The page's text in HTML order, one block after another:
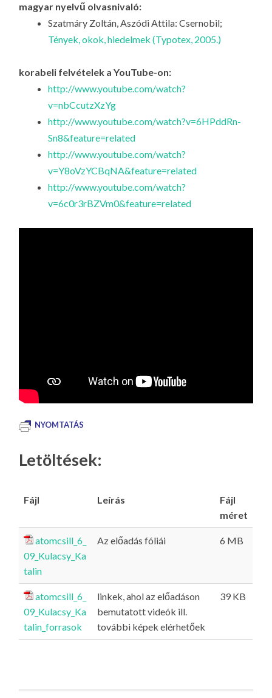
magyar nyelvű olvasnivaló:
Szatmáry Zoltán, Aszódi Attila: Csernobil;
Tények, okok, hiedelmek (Typotex, 2005.)
korabeli felvételek a YouTube-on:
http://www.youtube.com/watch?
v=nbCcutzXzYg
http://www.youtube.com/watch?v=6HPddRn-
Sn8&feature=related
http://www.youtube.com/watch?
v=Y8oVzYCBqNA&feature=related
http://www.youtube.com/watch?
v=6c0r3rBZVm0&feature=related
NYOMTATÁS
Letöltések:
Fájl Leírás
Fájl
méret
atomcsill_6_
09_Kulacsy_Ka
talin
Az előadás fóliái 6 MB
atomcsill_6_
09_Kulacsy_Ka
talin_forrasok
linkek, ahol az előadáson
bemutatott videók ill.
további képek elérhetőek
39 KB